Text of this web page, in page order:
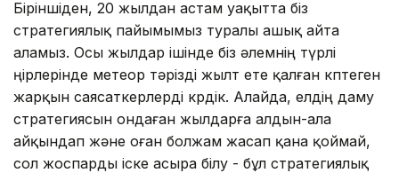
Біріншіден, 20 жылдан астам уақытта біз
стратегиялық пайымымыз туралы ашық айта
аламыз. Осы жылдар ішінде біз әлемнің түрлі
өңірлерінде метеор тәрізді жылт ете қалған көптеген
жарқын саясаткерлерді көрдік. Алайда, елдің даму
стратегиясын ондаған жылдарға алдын-ала
айқындап және оған болжам жасап қана қоймай,
сол жоспарды іске асыра білу - бұл стратегиялық